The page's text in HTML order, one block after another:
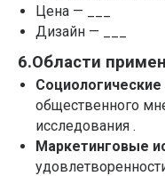
Цена — ___
Дизайн — ___
6.Области
общественного
исследования .
Маркетинговые